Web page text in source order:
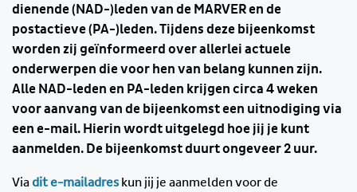
dienende (NAD-)leden van de MARVER en de
postactieve (PA-)leden. Tijdens deze bijeenkomst
worden zij geïnformeerd over allerlei actuele
onderwerpen die voor hen van belang kunnen zijn.
Alle NAD-leden en PA-leden krijgen circa 4 weken
voor aanvang van de bijeenkomst een uitnodiging via
een e-mail. Hierin wordt uitgelegd hoe jij je kunt
aanmelden. De bijeenkomst duurt ongeveer 2 uur.
Viadit e-mailadreskun jij je aanmelden voor de